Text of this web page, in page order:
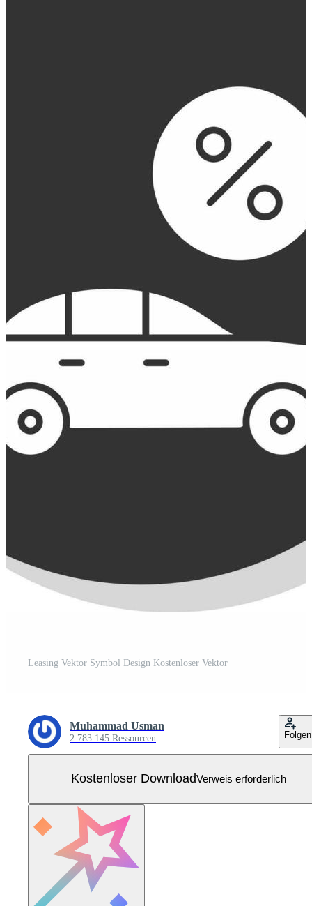
Leasing Vektor Symbol Design Kostenloser Vektor
Muhammad Usman
2.783.145 Ressourcen Folgen
Kostenloser DownloadVerweis erforderlich